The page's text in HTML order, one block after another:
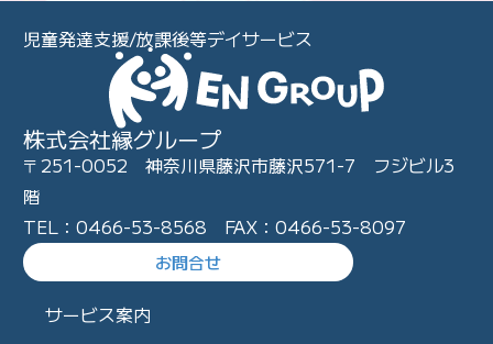
児童発達支援/放課後等デイサービス
株式会社縁グループ
〒251-0052 神奈川県藤沢市藤沢571-7 フジビル3
階
TEL：0466-53-8568 FAX：0466-53-8097
お問合せ
サービス案内